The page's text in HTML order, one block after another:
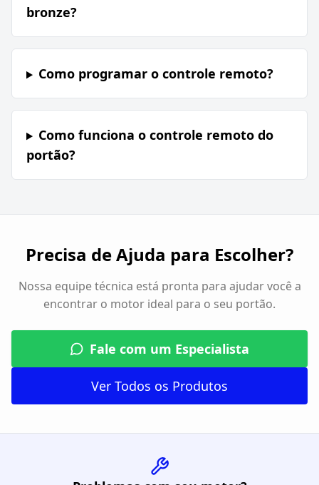
bronze?
Como programar o controle remoto?
Como funciona o controle remoto do
portão?
Precisa de Ajuda para Escolher?
Nossa equipe técnica está pronta para ajudar você a
encontrar o motor ideal para o seu portão.
Fale com um Especialista
Ver Todos os Produtos